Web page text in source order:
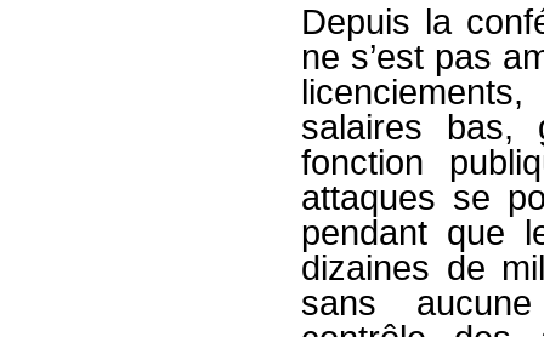
Depuis la
ne s’est pas
salaires bas,
fonction
attaques se
pendant que
dizaines de
sans